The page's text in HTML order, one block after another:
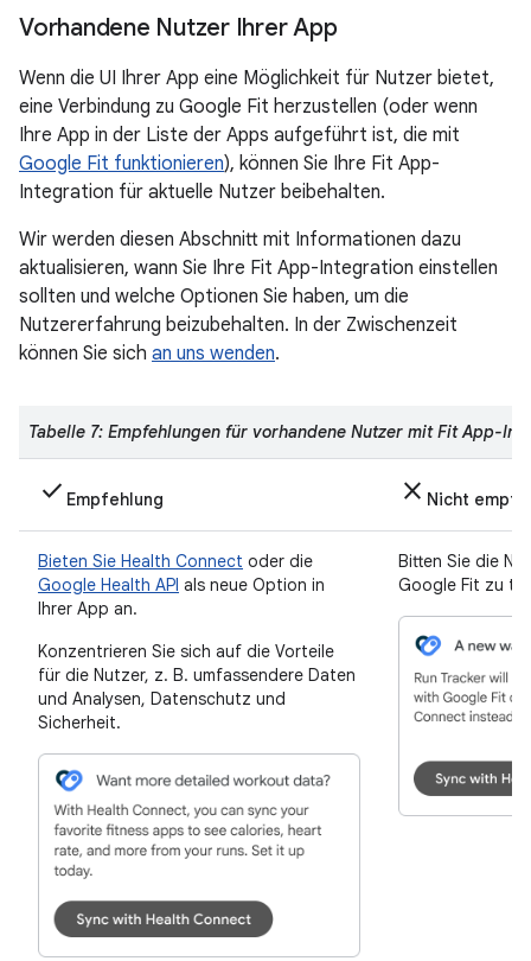
Vorhandene Nutzer Ihrer App
Wenn die UI Ihrer App eine Möglichkeit für Nutzer bietet,
eine Verbindung zu Google Fit herzustellen (oder wenn
Ihre App in der Liste der Apps aufgeführt ist, die mit
Google Fit funktionieren), können Sie Ihre Fit App-
Integration für aktuelle Nutzer beibehalten.
Wir werden diesen Abschnitt mit Informationen dazu
aktualisieren, wann Sie Ihre Fit App-Integration einstellen
sollten und welche Optionen Sie haben, um die
Nutzererfahrung beizubehalten. In der Zwischenzeit
können Sie sich an uns wenden.
Tabelle 7: Empfehlungen für vorhandene Nutzer mit Fit App-
check Empfehlung close Nicht
Bieten Sie Health Connect oder die
Google Health API als neue Option in
Ihrer App an.
Konzentrieren Sie sich auf die Vorteile
für die Nutzer, z. B. umfassendere Daten
und Analysen, Datenschutz und
Sicherheit.
Bitten Sie die
Google Fit zu